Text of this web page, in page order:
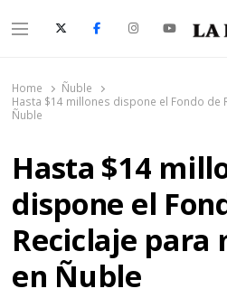
Menu
Home
Ñuble
Hasta $14 millones dispone el Fondo de
Ñuble
Hasta $14
dispone el
Reciclaje para
en Ñuble